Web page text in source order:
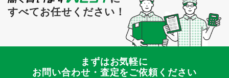
すべてお任せください！
まずはお気軽に
お問い合わせ・査定をご依頼ください